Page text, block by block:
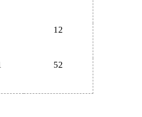
12
52